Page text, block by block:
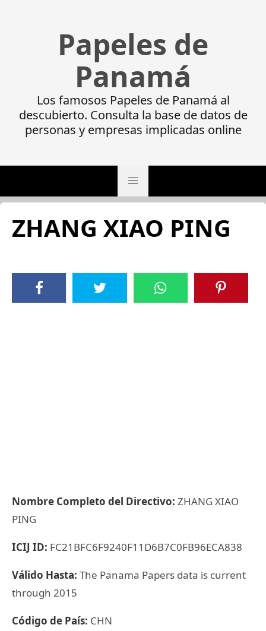
Papeles de
Panamá
Los famosos Papeles de Panamá al
descubierto. Consulta la base de datos de
personas y empresas implicadas online
ZHANG XIAO PING
Nombre Completo del Directivo: ZHANG XIAO
PING
ICIJ ID: FC21BFC6F9240F11D6B7C0FB96ECA838
Válido Hasta: The Panama Papers data is current
through 2015
Código de País: CHN